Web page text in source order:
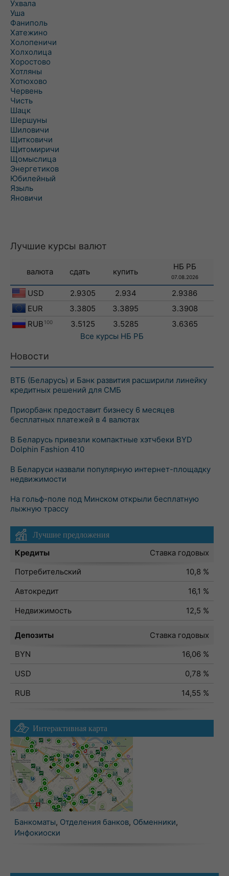
Ухвала
Уша
Фаниполь
Хатежино
Холопеничи
Холхолица
Хоростово
Хотляны
Хотюхово
Червень
Чисть
Шацк
Шершуны
Шиловичи
Щитковичи
Щитомиричи
Щомыслица
Энергетиков
Юбилейный
Языль
Яновичи
Лучшие курсы валют
валюта сдать купить
НБ РБ
07.08.2026
USD 2.9305 2.934
2.9386
EUR
3.3805 3.3895
3.3908
RUB 100 3.5125 3.5285
3.6365
Все курсы НБ РБ
Новости
ВТБ (Беларусь) и Банк развития расширили линейку
кредитных решений для СМБ
Приорбанк предоставит бизнесу 6 месяцев
бесплатных платежей в 4 валютах
В Беларусь привезли компактные хэтчбеки BYD
Dolphin Fashion 410
В Беларуси назвали популярную интернет-площадку
недвижимости
На гольф-поле под Минском открыли бесплатную
лыжную трассу
Лучшие предложения
Кредиты
Ставка годовых
Потребительский
10,8 %
Автокредит
16,1 %
Недвижимость
12,5 %
Депозиты
Ставка годовых
BYN
16,06 %
USD
0,78 %
RUB
14,55 %
Интерактивная карта
Банкоматы, Отделения банков, Обменники,
Инфокиоски